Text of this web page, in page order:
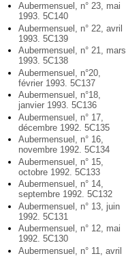
Aubermensuel, n° 23, mai
1993. 5C140
Aubermensuel, n° 22, avril
1993. 5C139
Aubermensuel, n° 21, mars
1993. 5C138
Aubermensuel, n°20,
février 1993. 5C137
Aubermensuel, n°18,
janvier 1993. 5C136
Aubermensuel, n° 17,
décembre 1992. 5C135
Aubermensuel, n° 16,
novembre 1992. 5C134
Aubermensuel, n° 15,
octobre 1992. 5C133
Aubermensuel, n° 14,
septembre 1992. 5C132
Aubermensuel, n° 13, juin
1992. 5C131
Aubermensuel, n° 12, mai
1992. 5C130
Aubermensuel, n° 11, avril